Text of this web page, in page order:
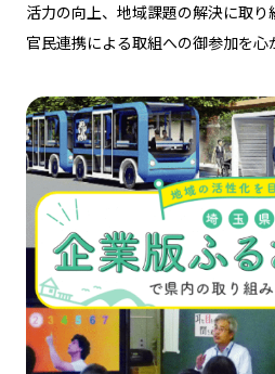
活力の向上、地域課題の解決に取り
官民連携による取組への御参加を心